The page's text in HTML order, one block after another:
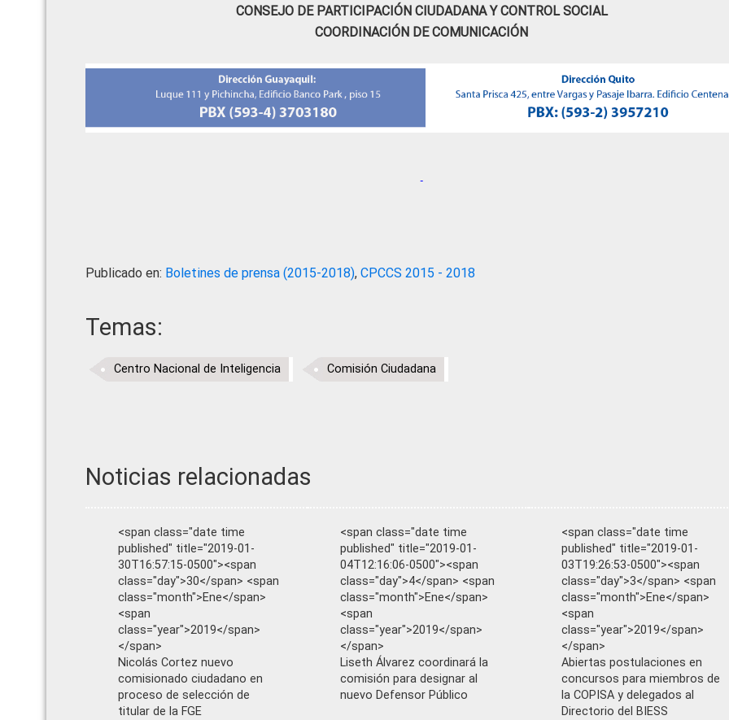
CONSEJO DE PARTICIPACIÓN CIUDADANA Y CONTROL SOCIAL
COORDINACIÓN DE COMUNICACIÓN
Publicado en: Boletines de prensa (2015-2018), CPCCS 2015 - 2018
Temas:
Centro Nacional de Inteligencia Comisión Ciudadana
Noticias relacionadas
<span class="date time
published" title="2019-01-
30T16:57:15-0500"><span
class="day">30</span> <span
class="month">Ene</span>
<span
class="year">2019</span>
</span>
Nicolás Cortez nuevo
comisionado ciudadano en
proceso de selección de
titular de la FGE
<span class="date time
published" title="2019-01-
04T12:16:06-0500"><span
class="day">4</span> <span
class="month">Ene</span>
<span
class="year">2019</span>
</span>
Liseth Álvarez coordinará la
comisión para designar al
nuevo Defensor Público
<span class="date time
published" title="2019-01-
03T19:26:53-0500"><span
class="day">3</span> <span
class="month">Ene</span>
<span
class="year">2019</span>
</span>
Abiertas postulaciones en
concursos para miembros de
la COPISA y delegados al
Directorio del BIESS